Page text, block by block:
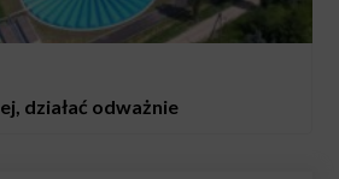
działać odważnie